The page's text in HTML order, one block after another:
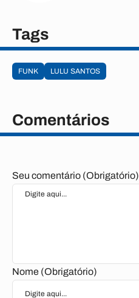
Tags
FUNK LULU SANTOS
Comentários
Seu comentário (Obrigatório)
Nome (Obrigatório)